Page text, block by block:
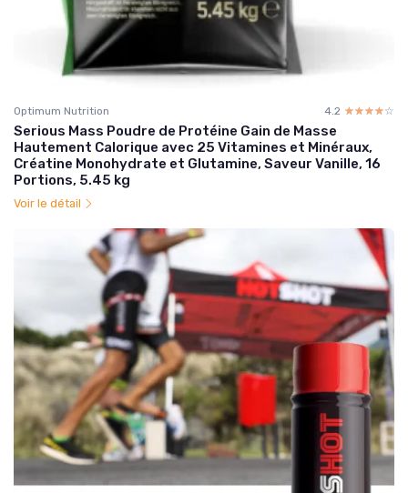
Optimum Nutrition 4.2 ☆☆☆☆☆
★★★★★
Serious Mass Poudre de Protéine Gain de Masse
Hautement Calorique avec 25 Vitamines et Minéraux,
Créatine Monohydrate et Glutamine, Saveur Vanille, 16
Portions, 5.45 kg
Voir le détail